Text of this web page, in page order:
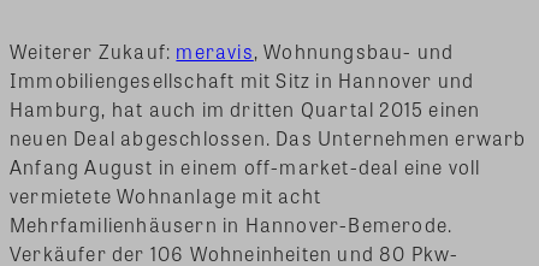
Weiterer Zukauf: meravis, Wohnungsbau- und
Immobiliengesellschaft mit Sitz in Hannover und
Hamburg, hat auch im dritten Quartal 2015 einen
neuen Deal abgeschlossen. Das Unternehmen erwarb
Anfang August in einem off-market-deal eine voll
vermietete Wohnanlage mit acht
Mehrfamilienhäusern in Hannover-Bemerode.
Verkäufer der 106 Wohneinheiten und 80 Pkw-